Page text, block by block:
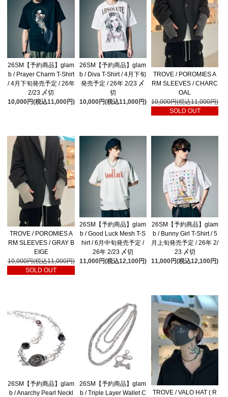
26SM【予約商品】glam
b / Prayer Charm T-Shirt
/ 4月下旬発売予定 / 26年
2/23 〆切
10,000円(税込11,000円)
26SM【予約商品】glam
b / Diva T-Shirt / 4月下旬
発売予定 / 26年 2/23 〆
切
10,000円(税込11,000円)
TROVE / POROMIES A
RM SLEEVES / CHARC
OAL
10,000円(税込11,000円)
SOLD OUT
TROVE / POROMIES A
RM SLEEVES / GRAY B
EIGE
10,000円(税込11,000円)
SOLD OUT
26SM【予約商品】glam
b / Good Luck Mesh T-S
hirt / 6月中旬発売予定 /
26年 2/23 〆切
11,000円(税込12,100円)
26SM【予約商品】glam
b / Bunny Girl T-Shirt / 5
月上旬発売予定 / 26年 2/
23 〆切
11,000円(税込12,100円)
26SM【予約商品】glam
b / Anarchy Pearl Neckl
26SM【予約商品】glam
b / Triple Layer Wallet C
TROVE / VALO HAT ( R